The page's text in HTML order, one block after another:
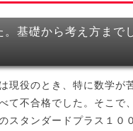
基礎から考え方まで
現役のとき、特に数学が
て不合格でした。そこで
スタンダードプラス１０